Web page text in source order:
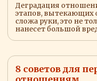
Деградация
этапов, вытекающих
сложа руки, это не
нанесет большой
8 советов для